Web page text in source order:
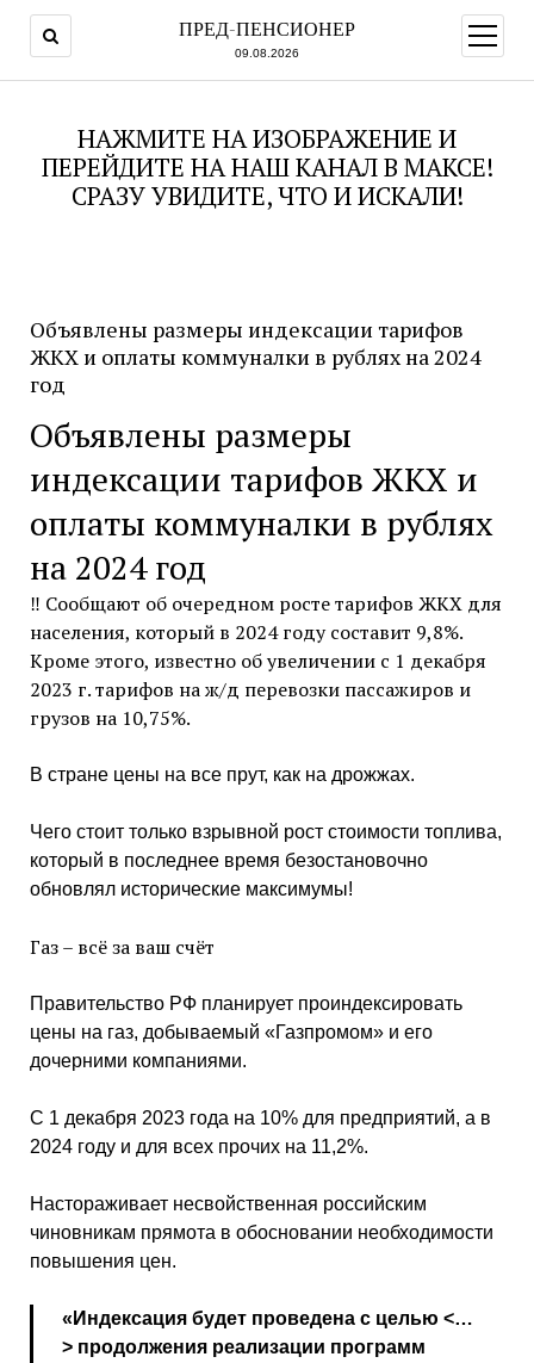
ПРЕД-ПЕНСИОНЕР
09.08.2026
меню
НАЖМИТЕ НА ИЗОБРАЖЕНИЕ И
ПЕРЕЙДИТЕ НА НАШ КАНАЛ В МАКСЕ!
СРАЗУ УВИДИТЕ, ЧТО И ИСКАЛИ!
Объявлены размеры индексации тарифов
ЖКХ и оплаты коммуналки в рублях на 2024
год
Объявлены размеры
индексации тарифов ЖКХ и
оплаты коммуналки в рублях
на 2024 год
‼️ Сообщают об очередном росте тарифов ЖКХ для
населения, который в 2024 году составит 9,8%.
Кроме этого, известно об увеличении с 1 декабря
2023 г. тарифов на ж/д перевозки пассажиров и
грузов на 10,75%.
В стране цены на все прут, как на дрожжах.
Чего стоит только взрывной рост стоимости топлива,
который в последнее время безостановочно
обновлял исторические максимумы!
Газ – всё за ваш счёт
Правительство РФ планирует проиндексировать
цены на газ, добываемый «Газпромом» и его
дочерними компаниями.
С 1 декабря 2023 года на 10% для предприятий, а в
2024 году и для всех прочих на 11,2%.
Настораживает несвойственная российским
чиновникам прямота в обосновании необходимости
повышения цен.
«Индексация будет проведена с целью <…
> продолжения реализации программ